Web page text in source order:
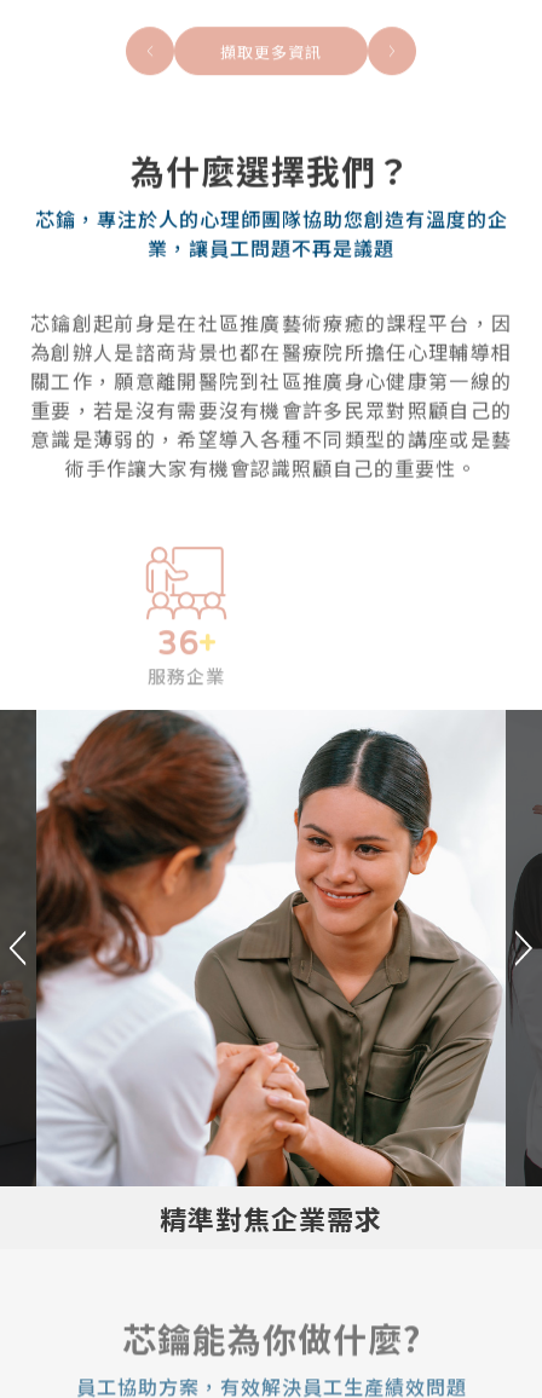
擷取更多資訊
為什麼選擇我們？
芯鑰，專注於人的心理師團隊協助您創造有溫度的企
業，讓員工問題不再是議題
芯鑰創起前身是在社區推廣藝術療癒的課程平台，因
為創辦人是諮商背景也都在醫療院所擔任心理輔導相
關工作，願意離開醫院到社區推廣身心健康第一線的
重要，若是沒有需要沒有機會許多民眾對照顧自己的
意識是薄弱的，希望導入各種不同類型的講座或是藝
術手作讓大家有機會認識照顧自己的重要性。
98+
服務企業
精準對焦企業需求
芯鑰能為你做什麼?